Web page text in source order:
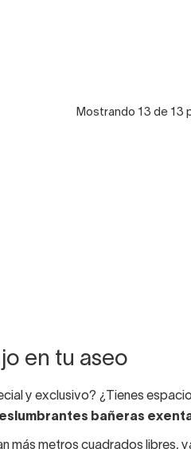
Mostrando 13 de 13
en tu aseo
y exclusivo? ¿Tienes
bañeras
más metros cuadrados libres,